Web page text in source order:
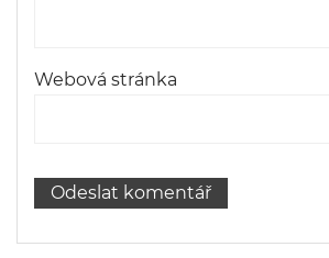
Webová stránka